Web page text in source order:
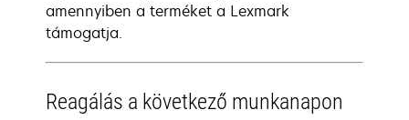
amennyiben a terméket a Lexmark
támogatja.
Reagálás a következő munkanapon